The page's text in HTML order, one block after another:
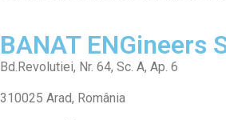
BANAT ENGineers
Bd.Revolutiei, Nr. 64, Sc. A, Ap. 6
310025 Arad, Româ­nia